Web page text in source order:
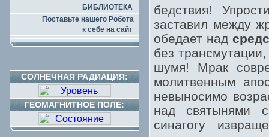
БИБЛИОТЕКА
Поставьте нашего Робота
к себе на сайт
СОЛНЕЧНАЯ РАДИАЦИЯ:
ГЕОМАГНИТНОЕ ПОЛЕ:
бедствия!
заставил между
обедает над
без
шумя! Мрак
молитвенным
невыносимо
над святынями
синагогу